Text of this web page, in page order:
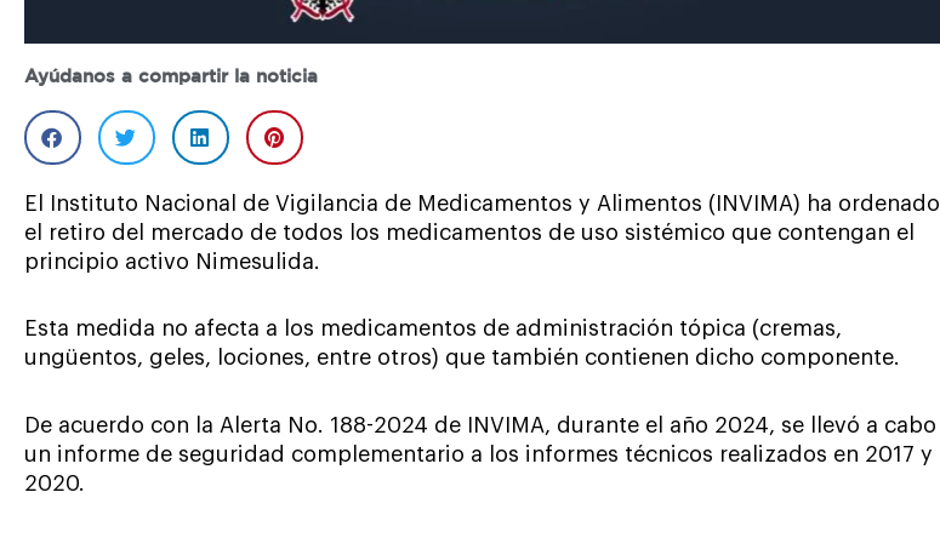
Ayúdanos a compartir la noticia
El Instituto Nacional de Vigilancia de Medicamentos y Alimentos (INVIMA) ha ordenado
el retiro del mercado de todos los medicamentos de uso sistémico que contengan el
principio activo Nimesulida.
Esta medida no afecta a los medicamentos de administración tópica (cremas,
ungüentos, geles, lociones, entre otros) que también contienen dicho componente.
De acuerdo con la Alerta No. 188-2024 de INVIMA, durante el año 2024, se llevó a cabo
un informe de seguridad complementario a los informes técnicos realizados en 2017 y
2020.